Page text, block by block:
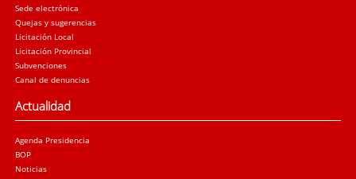
Sede electrónica
Quejas y sugerencias
Licitación Local
Licitación Provincial
Subvenciones
Canal de denuncias
Actualidad
Agenda Presidencia
BOP
Noticias